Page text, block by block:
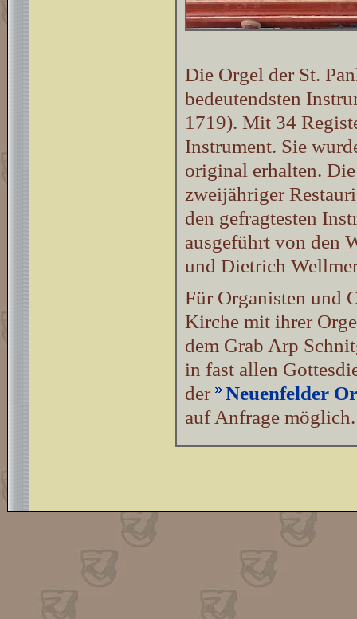
Die Orgel der St.
bedeutendsten
1719). Mit 34
Instrument. Sie
original erhalten.
zweijähriger
den gefragtesten
ausgeführt von den
und Dietrich
Für Organisten und
Kirche mit ihrer
dem Grab Arp
in fast allen
der
Neuenfelder
auf Anfrage möglich.